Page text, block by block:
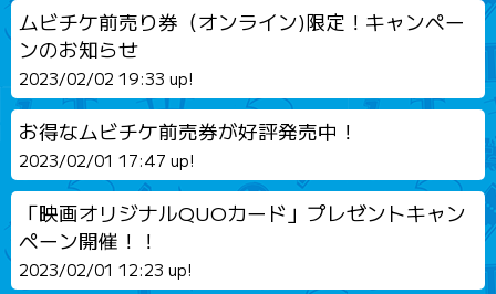
ムビチケ前売り券（オンライン)限定！キャンペー
ンのお知らせ
2023/02/02 19:33 up!
お得なムビチケ前売券が好評発売中！
2023/02/01 17:47 up!
「映画オリジナルQUOカード」プレゼントキャン
ペーン開催！！
2023/02/01 12:23 up!